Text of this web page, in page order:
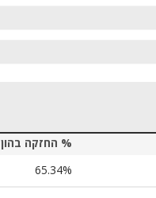
% החזקה בהון
65.34%